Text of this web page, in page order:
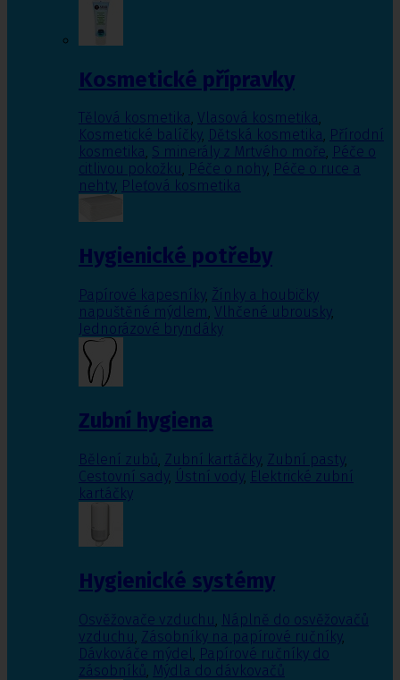
Kosmetické přípravky
Tělová kosmetika, Vlasová kosmetika,
Kosmetické balíčky, Dětská kosmetika, Přírodní
kosmetika, S minerály z Mrtvého moře, Péče o
citlivou pokožku, Péče o nohy, Péče o ruce a
nehty, Pleťová kosmetika
Hygienické potřeby
Papírové kapesníky, Žínky a houbičky
napuštěné mýdlem, Vlhčené ubrousky,
Jednorázové bryndáky
Zubní hygiena
Bělení zubů, Zubní kartáčky, Zubní pasty,
Cestovní sady, Ústní vody, Elektrické zubní
kartáčky
Hygienické systémy
Osvěžovače vzduchu, Náplně do osvěžovačů
vzduchu, Zásobníky na papírové ručníky,
Dávkováče mýdel, Papírové ručníky do
zásobníků, Mýdla do dávkovačů